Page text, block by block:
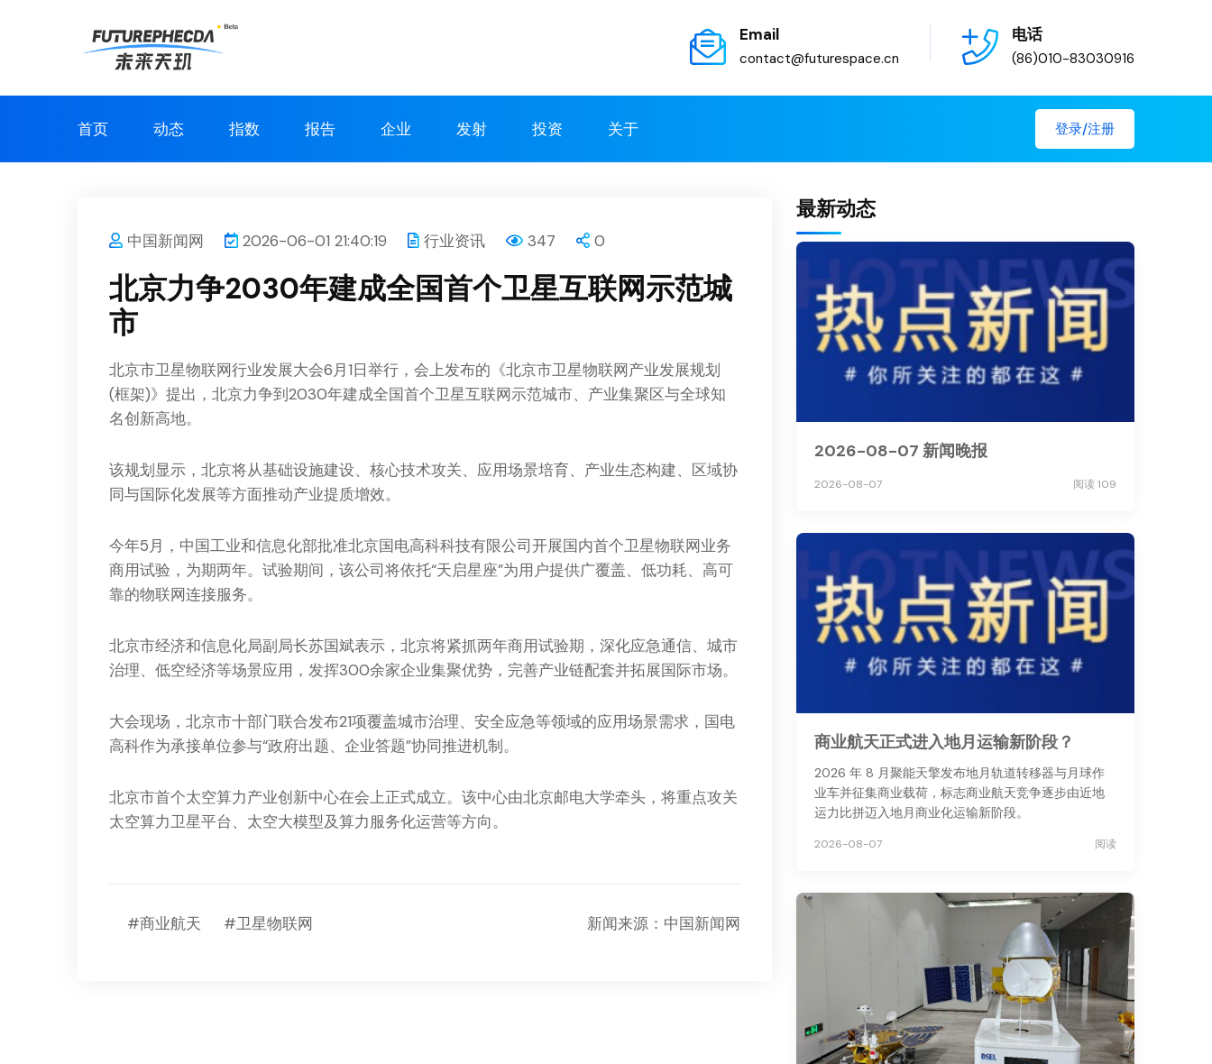
Email
contact@futurespace.cn
电话
(86)010-83030916
首页 动态 指数 报告 企业 发射 投资 关于 登录/注册
中国新闻网 2026-06-01 21:40:19 行业资讯 347 0
北京力争2030年建成全国首个卫星互联网示范城
市
北京市卫星物联网行业发展大会6月1日举行，会上发布的《北京市卫星物联网产业发展规划
(框架)》提出，北京力争到2030年建成全国首个卫星互联网示范城市、产业集聚区与全球知
名创新高地。
该规划显示，北京将从基础设施建设、核心技术攻关、应用场景培育、产业生态构建、区域协
同与国际化发展等方面推动产业提质增效。
今年5月，中国工业和信息化部批准北京国电高科科技有限公司开展国内首个卫星物联网业务
商用试验，为期两年。试验期间，该公司将依托“天启星座”为用户提供广覆盖、低功耗、高可
靠的物联网连接服务。
北京市经济和信息化局副局长苏国斌表示，北京将紧抓两年商用试验期，深化应急通信、城市
治理、低空经济等场景应用，发挥300余家企业集聚优势，完善产业链配套并拓展国际市场。
大会现场，北京市十部门联合发布21项覆盖城市治理、安全应急等领域的应用场景需求，国电
高科作为承接单位参与“政府出题、企业答题”协同推进机制。
北京市首个太空算力产业创新中心在会上正式成立。该中心由北京邮电大学牵头，将重点攻关
太空算力卫星平台、太空大模型及算力服务化运营等方向。
#商业航天 #卫星物联网 新闻来源：中国新闻网
最新动态
2026-08-07 新闻晚报
2026-08-07 阅读 109
商业航天正式进入地月运输新阶段？
2026 年 8 月聚能天擎发布地月轨道转移器与月球作
业车并征集商业载荷，标志商业航天竞争逐步由近地
运力比拼迈入地月商业化运输新阶段。
2026-08-07 阅读